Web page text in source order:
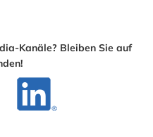
Kanäle? Bleiben Sie auf